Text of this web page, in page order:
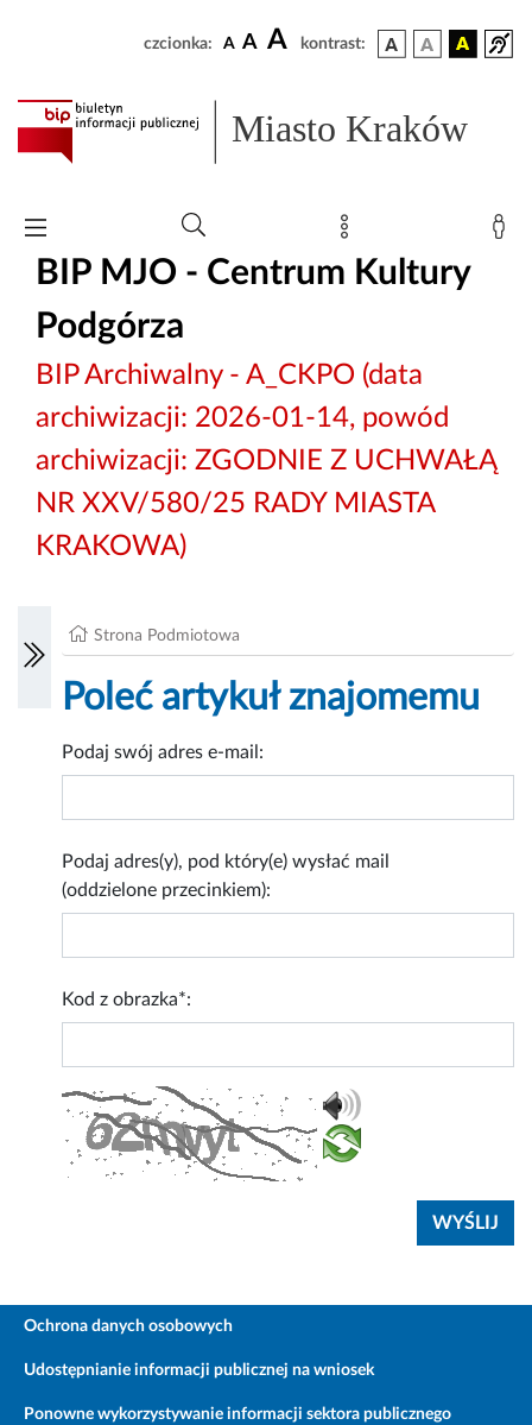
czcionka: A A A kontrast:
Miasto Kraków
BIP MJO - Centrum Kultury
Podgórza
BIP Archiwalny - A_CKPO (data
archiwizacji: 2026-01-14, powód
archiwizacji: ZGODNIE Z UCHWAŁĄ
NR XXV/580/25 RADY MIASTA
KRAKOWA)
Strona Podmiotowa
Poleć artykuł znajomemu
Podaj swój adres e-mail:
Podaj adres(y), pod który(e) wysłać mail
(oddzielone przecinkiem):
Kod z obrazka*:
Ochrona danych osobowych
Udostępnianie informacji publicznej na wniosek
Ponowne wykorzystywanie informacji sektora publicznego